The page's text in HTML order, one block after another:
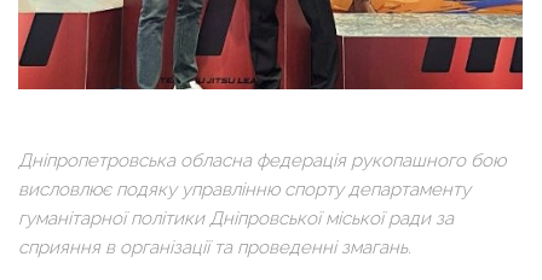
Дніпропетровська обласна федерація рукопашного бою
висловлює подяку управлінню спорту департаменту
гуманітарної політики Дніпровської міської ради за
сприяння в організації та проведенні змагань.